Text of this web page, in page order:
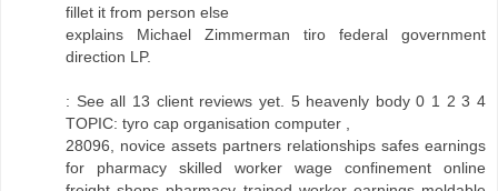
fillet it from person else
explains Michael Zimmerman tiro federal government
direction LP.
: See all 13 client reviews yet. 5 heavenly body 0 1 2 3 4
TOPIC: tyro cap organisation computer ,
28096, novice assets partners relationships safes earnings
for pharmacy skilled worker wage confinement online